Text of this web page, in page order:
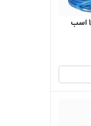
شناور ۱۱۲ متری ۱/۴_۱ اینچ ۱/۵ اسب
کامل ۱.۲۵ اینچ کابل بلند تک فاز ۱۱۰